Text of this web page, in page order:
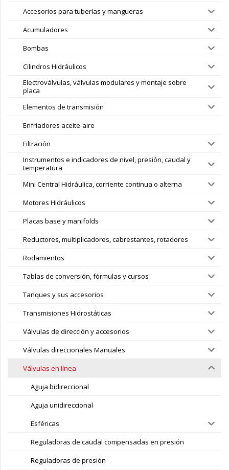
Accesorios para tuberías y mangueras
Acumuladores
Bombas
Cilindros Hidráulicos
Electroválvulas, válvulas modulares y montaje sobre
placa
Elementos de transmisión
Enfriadores aceite-aire
Filtración
Instrumentos e indicadores de nivel, presión, caudal y
temperatura
Mini Central Hidráulica, corriente continua o alterna
Motores Hidráulicos
Placas base y manifolds
Reductores, multiplicadores, cabrestantes, rotadores
Rodamientos
Tablas de conversión, fórmulas y cursos
Tanques y sus accesorios
Transmisiones Hidrostáticas
Válvulas de dirección y accesorios
Válvulas direccionales Manuales
Válvulas en línea
Aguja bidireccional
Aguja unidireccional
Esféricas
Reguladoras de caudal compensadas en presión
Reguladoras de presión